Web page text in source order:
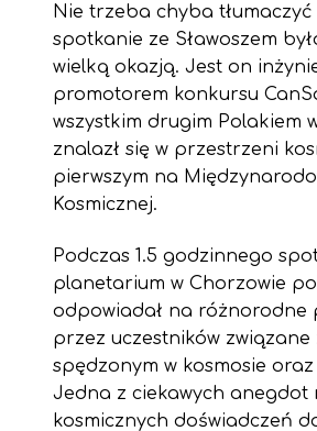
Nie trzeba chyba
spotkanie ze Sławoszem
wielką okazją. Jest on
promotorem konkursu
wszystkim drugim Polakiem
znalazł się w przestrzeni
pierwszym na
Kosmicznej.
Podczas 1.5 godzinnego
planetarium w Chorzowie
odpowiadał na różnorodne
przez uczestników związane
spędzonym w kosmosie
Jedna z ciekawych anegdot
kosmicznych doświadczeń